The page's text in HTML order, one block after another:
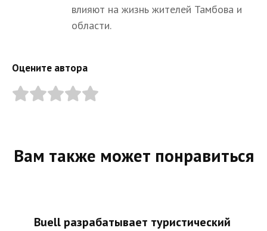
влияют на жизнь жителей Тамбова и
области.
Оцените автора
Вам также может понравиться
Buell разрабатывает туристический